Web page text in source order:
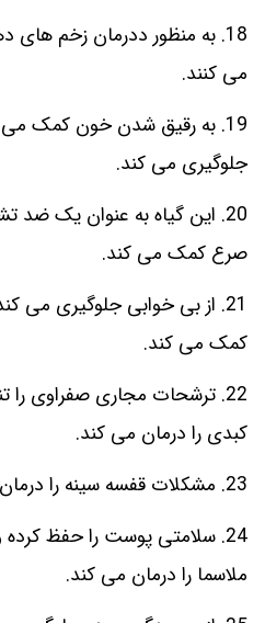
18. به منظور ددرمان زخم های
می کنند.
19. به رقیق شدن خون کمک
جلوگیری می کند.
20. این گیاه به عنوان یک
صرع کمک می کند.
21. از بی خوابی جلوگیری می
کمک می کند.
22. ترشحات مجاری صفراوی را
کبدی را درمان می کند.
23. مشکلات قفسه سینه را درمان می کند.
24. سلامتی پوست را حفظ
ملاسما را درمان می کند.